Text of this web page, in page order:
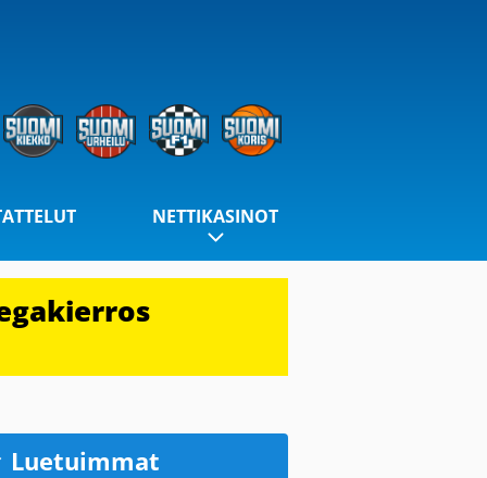
NETTIKASINOT
Luetuimmat